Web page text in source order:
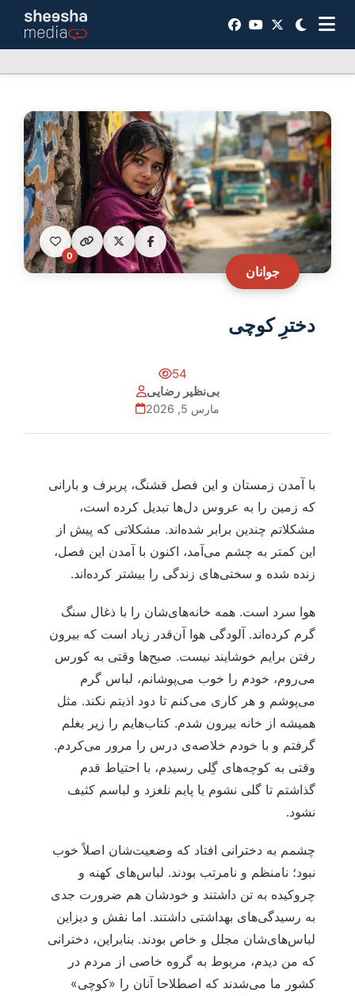
جوانان
0
دخترِ کوچی
54
بی‌نظیر رضایی
مارس 5, 2026
با آمدن زمستان و این فصل قشنگ، پربرف و بارانی
که زمین را به عروس دل‌ها تبدیل کرده است،
مشکلاتم چندین برابر شده‌اند. مشکلاتی که پیش از
این کمتر به چشم می‌آمد، اکنون با آمدن این فصل،
زنده شده‌ و سختی‌های زندگی را بیشتر کرده‌اند.
هوا سرد است. همه خانه‌های‌شان را با ذغال سنگ
گرم کرده‌اند. آلودگی هوا آن‌قدر زیاد است که بیرون
رفتن برایم خوشایند نیست. صبح‌ها وقتی به کورس
می‌روم، خودم را خوب می‌پوشانم، لباس گرم
می‌پوشم و هر کاری می‌کنم تا دود اذیتم نکند. مثل
همیشه از خانه بیرون شدم. کتاب‌هایم را زیر بغلم
گرفتم و با خودم خلاصه‌ی درس را مرور می‌کردم.
وقتی به کوچه‌های گِلی رسیدم، با احتیاط قدم
گذاشتم تا گلی نشوم یا پایم نلغزد و لباسم کثیف
نشود.
چشمم به دخترانی افتاد که وضعیت‌شان اصلاً خوب
نبود؛ نامنظم و نامرتب بودند. لباس‌های کهنه و
چروکیده به تن داشتند و خودشان هم ضرورت جدی
به رسیدگی‌های بهداشتی داشتند. اما نقش و دیزاین
لباس‌های‌شان مجلل و خاص بودند. بنابراین، دخترانی
که من دیدم، مربوط به گروه خاصی از مردم در
کشور ما می‌شدند که اصطلاحا آنان را «کوچی»